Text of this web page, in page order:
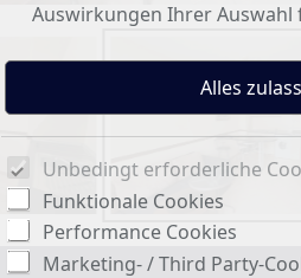
Auswirkungen Ihrer Auswahl
Unbedingt erforderliche
Funktionale Cookies
Performance Cookies
Marketing- / Third Party-